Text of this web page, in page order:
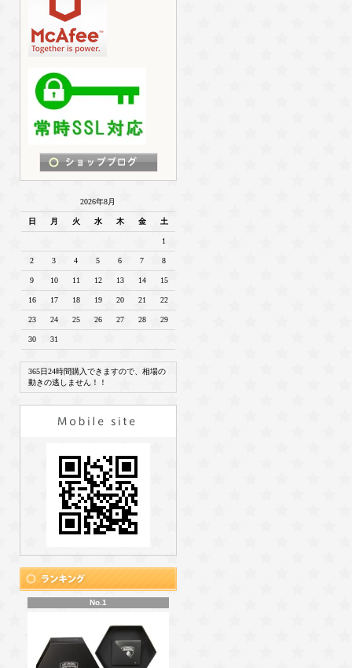
2026年8月
日 月 火 水 木 金 土
1
2 3 4 5 6 7 8
9 10 11 12 13 14 15
16 17 18 19 20 21 22
23 24 25 26 27 28 29
30 31
365日24時間購入できますので、相場の
動きの逃しません！！
No.1